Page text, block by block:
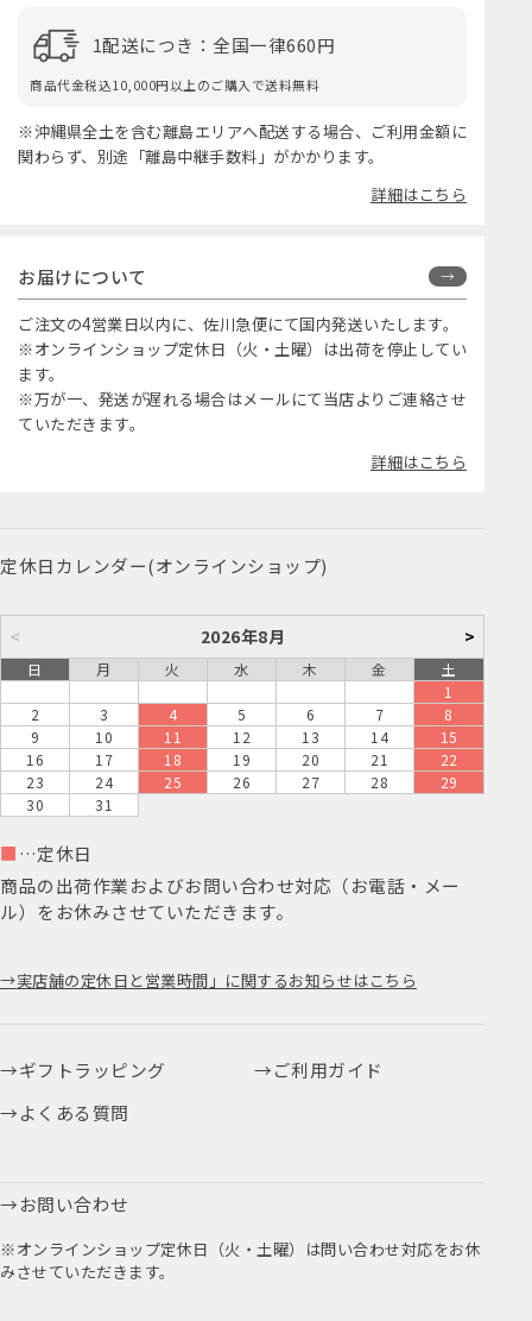
1配送につき：全国一律660円
商品代金税込10,000円以上のご購入で送料無料
※沖縄県全土を含む離島エリアへ配送する場合、ご利用金額に
関わらず、別途「離島中継手数料」がかかります。
詳細はこちら
お届けについて
ご注文の4営業日以内に、佐川急便にて国内発送いたします。
※オンラインショップ定休日（火・土曜）は出荷を停止してい
ます。
※万が一、発送が遅れる場合はメールにて当店よりご連絡させ
ていただきます。
詳細はこちら
定休日カレンダー(オンラインショップ)
< 2026年8月 >
日 月 火 水 木 金
土
1
2
3 4 5 6 7
8
9
10 11 12 13 14
15
16
17 18 19 20 21
22
23
24 25 26 27 28
29
30
31
■ …定休日
商品の出荷作業およびお問い合わせ対応（お電話・メー
ル）をお休みさせていただきます。
実店舗の定休日と営業時間」に関するお知らせはこちら
ギフトラッピング
ご利用ガイド
よくある質問
お問い合わせ
※オンラインショップ定休日（火・土曜）は問い合わせ対応をお休
みさせていただきます。